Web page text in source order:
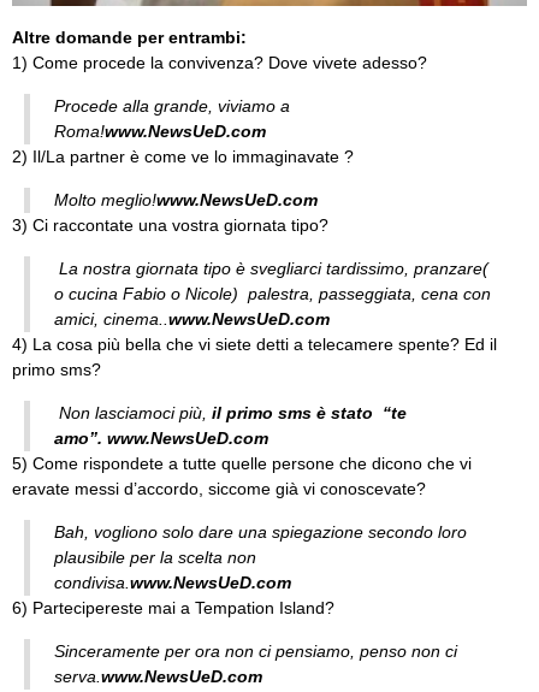
Altre domande per entrambi:
1) Come procede la convivenza? Dove vivete adesso?
Procede alla grande, viviamo a
Roma!www.NewsUeD.com
2) Il/La partner è come ve lo immaginavate ?
Molto meglio!www.NewsUeD.com
3) Ci raccontate una vostra giornata tipo?
La nostra giornata tipo è svegliarci tardissimo, pranzare(
o cucina Fabio o Nicole) palestra, passeggiata, cena con
amici, cinema.. www.NewsUeD.com
4) La cosa più bella che vi siete detti a telecamere spente? Ed il
primo sms?
Non lasciamoci più, il primo sms è stato “te
amo”. www.NewsUeD.com
5) Come rispondete a tutte quelle persone che dicono che vi
eravate messi d’accordo, siccome già vi conoscevate?
Bah, vogliono solo dare una spiegazione secondo loro
plausibile per la scelta non
condivisa. www.NewsUeD.com
6) Partecipereste mai a Tempation Island?
Sinceramente per ora non ci pensiamo, penso non ci
serva. www.NewsUeD.com